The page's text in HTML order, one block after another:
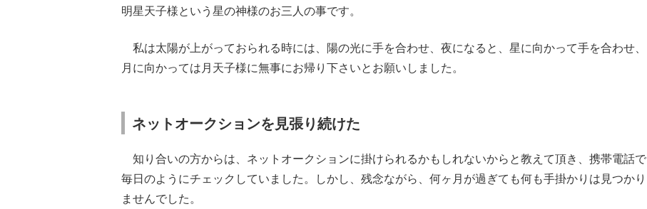
明星天子様という星の神様のお三人の事です。
私は太陽が上がっておられる時には、陽の光に手を合わせ、夜になると、星に向かって手を合わせ、
月に向かっては月天子様に無事にお帰り下さいとお願いしました。
ネットオークションを見張り続けた
知り合いの方からは、ネットオークションに掛けられるかもしれないからと教えて頂き、携帯電話で
毎日のようにチェックしていました。しかし、残念ながら、何ヶ月が過ぎても何も手掛かりは見つかり
ませんでした。